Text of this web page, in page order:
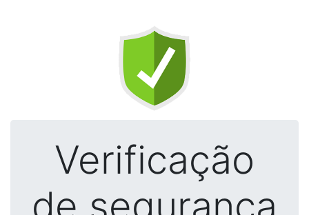
Verificação